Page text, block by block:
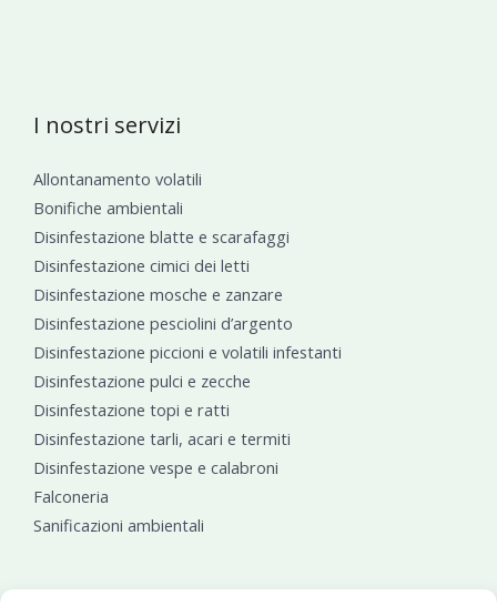
I nostri servizi
Allontanamento volatili
Bonifiche ambientali
Disinfestazione blatte e scarafaggi
Disinfestazione cimici dei letti
Disinfestazione mosche e zanzare
Disinfestazione pesciolini d’argento
Disinfestazione piccioni e volatili infestanti
Disinfestazione pulci e zecche
Disinfestazione topi e ratti
Disinfestazione tarli, acari e termiti
Disinfestazione vespe e calabroni
Falconeria
Sanificazioni ambientali